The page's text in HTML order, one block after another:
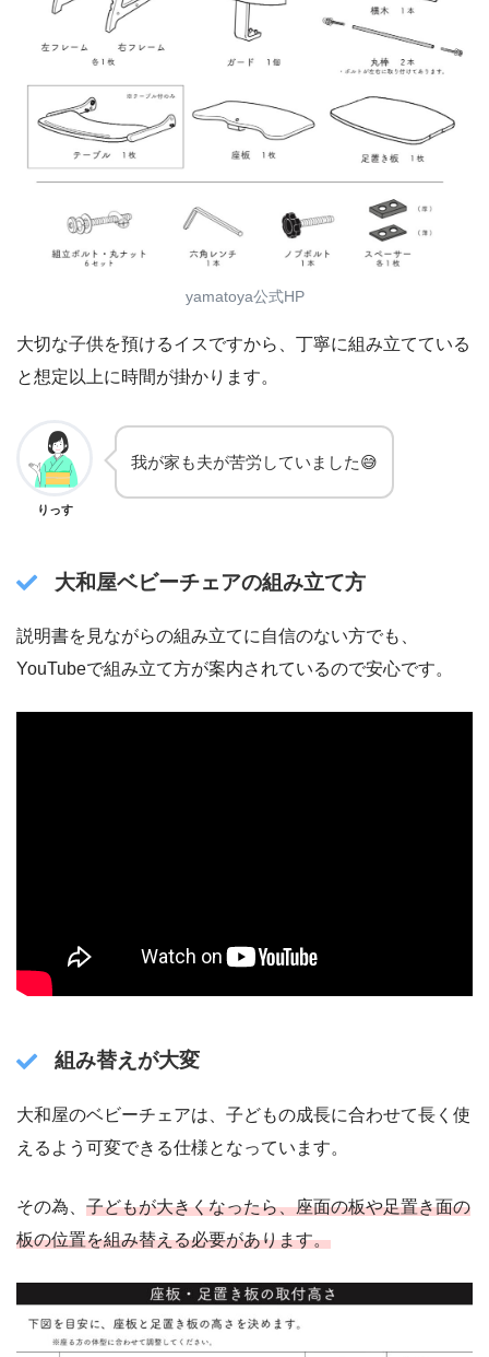
yamatoya公式HP
大切な子供を預けるイスですから、丁寧に組み立てている
と想定以上に時間が掛かります。
りっす
我が家も夫が苦労していました😅
大和屋ベビーチェアの組み立て方
説明書を見ながらの組み立てに自信のない方でも、
YouTubeで組み立て方が案内されているので安心です。
組み替えが大変
大和屋のベビーチェアは、子どもの成長に合わせて長く使
えるよう可変できる仕様となっています。
その為、 子どもが大きくなったら、座面の板や足置き面の
板の位置を組み替える必要があります。